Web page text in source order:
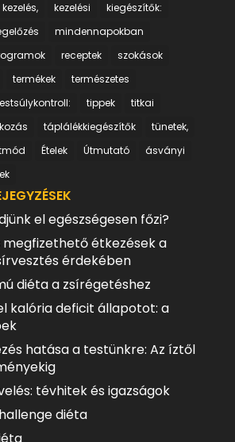
kezelés, kezelési
kiegészítők:
mindennapokban
receptek
szokások
termékek
természetes
tippek
titkai
táplálékkiegészítők
tünetek,
Ételek Útmutató
ásványi
el egészségesen főzi?
megfizethető étkezések a
érdekében
diéta a zsírégetéshez
kalória deficit állapotot: a
hatása a testünkre: Az íztől
tévhitek és igazságok
diéta